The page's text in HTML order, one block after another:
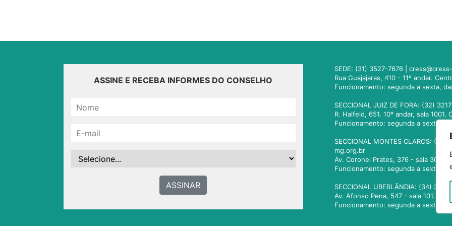
ASSINE E RECEBA INFORMES DO CONSELHO
ASSINAR
SEDE: (31) 3527-7676 |
Rua Guajajaras, 410 - 11º andar.
Funcionamento: segunda a sexta,
SECCIONAL JUIZ DE FORA: (32)
R. Halfeld, 651. 10º andar, sala
Funcionamento: segunda a sexta,
SECCIONAL MONTES CLAROS:
mg.org.br
Av. Coronel Prates, 376 - sala 301.
Funcionamento: segunda a sexta,
SECCIONAL UBERLÂNDIA: (34)
Av. Afonso Pena, 547 - sala 101.
Funcionamento: segunda a sexta,